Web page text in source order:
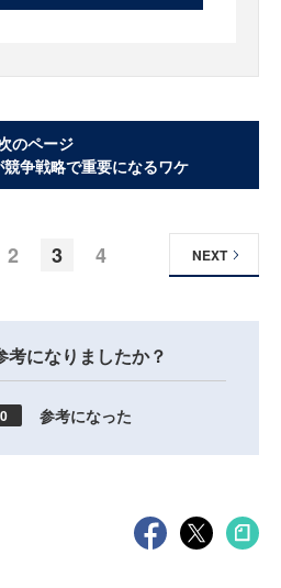
のページ
争戦略で重要になるワケ
2 3 4 NEXT
考になりましたか？
0 参考になった